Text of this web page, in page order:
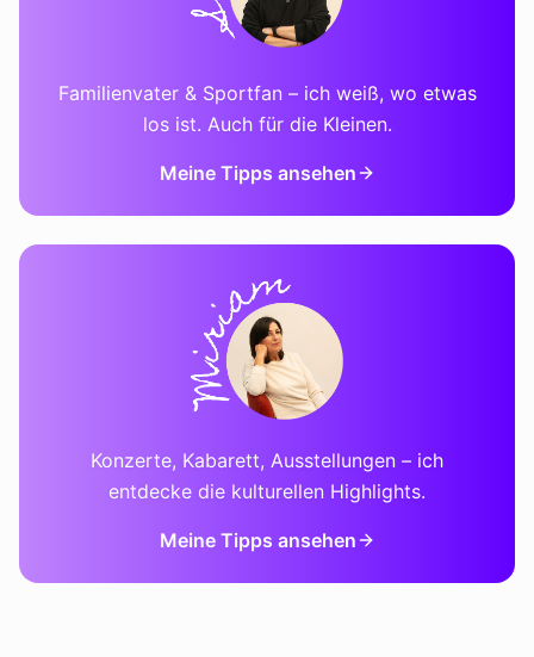
Familienvater & Sportfan – ich weiß, wo etwas
los ist. Auch für die Kleinen.
Meine Tipps ansehen
Konzerte, Kabarett, Ausstellungen – ich
entdecke die kulturellen Highlights.
Meine Tipps ansehen